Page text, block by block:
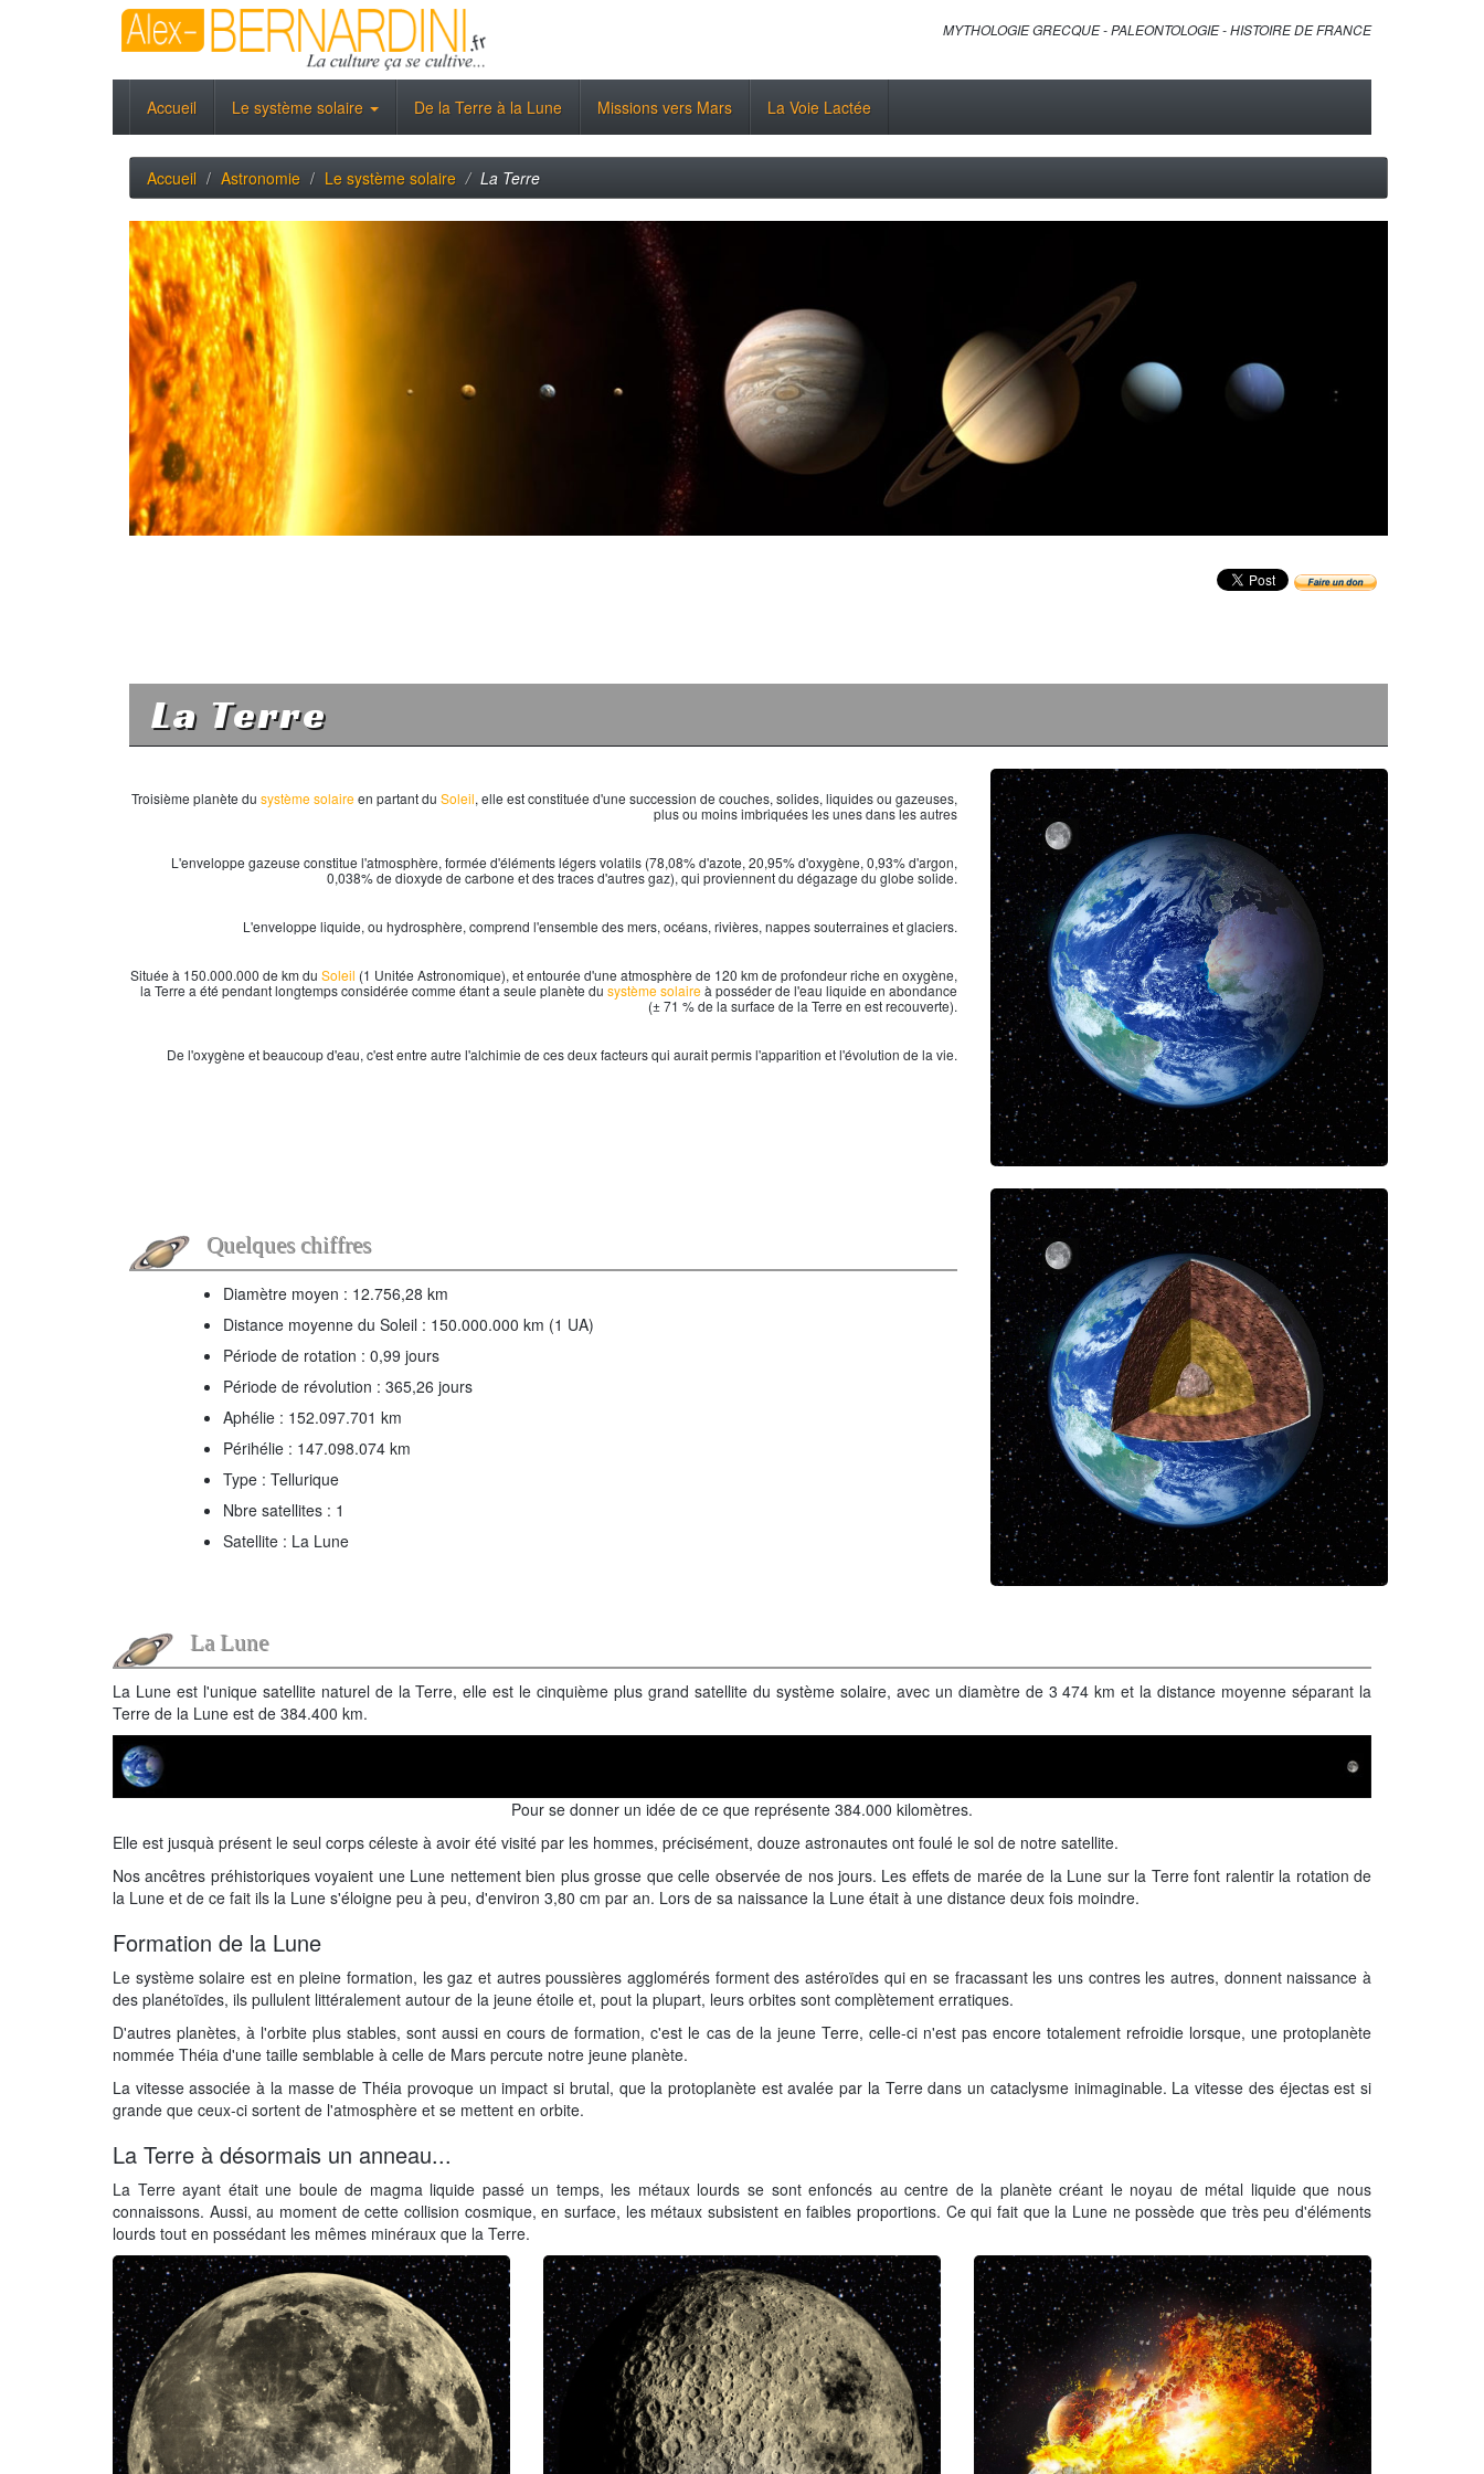
MYTHOLOGIE GRECQUE - PALEONTOLOGIE - HISTOIRE DE FRANCE
Accueil Le système solaire De la Terre à la Lune Missions vers Mars La Voie Lactée
Accueil Astronomie Le système solaire La Terre
La Terre
Troisième planète du système solaireen partant du Soleil, elle est constituée d'une succession de couches, solides, liquides ou gazeuses,
plus ou moins imbriquées les unes dans les autres
L'enveloppe gazeuse constitue l'atmosphère, formée d'éléments légers volatils (78,08% d'azote, 20,95% d'oxygène, 0,93% d'argon,
0,038% de dioxyde de carbone et des traces d'autres gaz), qui proviennent du dégazage du globe solide.
L'enveloppe liquide, ou hydrosphère, comprend l'ensemble des mers, océans, rivières, nappes souterraines et glaciers.
Située à 150.000.000 de km du Soleil (1 Unitée Astronomique), et entourée d'une atmosphère de 120 km de profondeur riche en oxygène,
la Terre a été pendant longtemps considérée comme étant a seule planète du système solaireà posséder de l'eau liquide en abondance
(± 71 % de la surface de la Terre en est recouverte).
De l'oxygène et beaucoup d'eau, c'est entre autre l'alchimie de ces deux facteurs qui aurait permis l'apparition et l'évolution de la vie.
Quelques chiffres
Diamètre moyen : 12.756,28 km
Distance moyenne du Soleil : 150.000.000 km (1 UA)
Période de rotation : 0,99 jours
Période de révolution : 365,26 jours
Aphélie : 152.097.701 km
Périhélie : 147.098.074 km
Type : Tellurique
Nbre satellites : 1
Satellite : La Lune
La Lune
La Lune est l'unique satellite naturel de la Terre, elle est le cinquième plus grand satellite du système solaire, avec un diamètre de 3 474 km et la distance moyenne séparant la
Terre de la Lune est de 384.400 km.
Pour se donner un idée de ce que représente 384.000 kilomètres.
Elle est jusquà présent le seul corps céleste à avoir été visité par les hommes, précisément, douze astronautes ont foulé le sol de notre satellite.
Nos ancêtres préhistoriques voyaient une Lune nettement bien plus grosse que celle observée de nos jours. Les effets de marée de la Lune sur la Terre font ralentir la rotation de
la Lune et de ce fait ils la Lune s'éloigne peu à peu, d'environ 3,80 cm par an. Lors de sa naissance la Lune était à une distance deux fois moindre.
Formation de la Lune
Le système solaire est en pleine formation, les gaz et autres poussières agglomérés forment des astéroïdes qui en se fracassant les uns contres les autres, donnent naissance à
des planétoïdes, ils pullulent littéralement autour de la jeune étoile et, pout la plupart, leurs orbites sont complètement erratiques.
D'autres planètes, à l'orbite plus stables, sont aussi en cours de formation, c'est le cas de la jeune Terre, celle-ci n'est pas encore totalement refroidie lorsque, une protoplanète
nommée Théia d'une taille semblable à celle de Mars percute notre jeune planète.
La vitesse associée à la masse de Théia provoque un impact si brutal, que la protoplanète est avalée par la Terre dans un cataclysme inimaginable. La vitesse des éjectas est si
grande que ceux-ci sortent de l'atmosphère et se mettent en orbite.
La Terre à désormais un anneau...
La Terre ayant était une boule de magma liquide passé un temps, les métaux lourds se sont enfoncés au centre de la planète créant le noyau de métal liquide que nous
connaissons. Aussi, au moment de cette collision cosmique, en surface, les métaux subsistent en faibles proportions. Ce qui fait que la Lune ne possède que très peu d'éléments
lourds tout en possédant les mêmes minéraux que la Terre.